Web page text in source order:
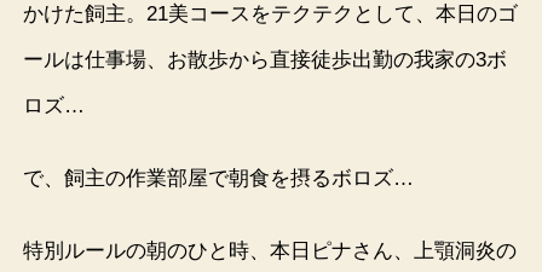
かけた飼主。21美コースをテクテクとして、本日のゴ
ールは仕事場、お散歩から直接徒歩出勤の我家の3ボ
ロズ…
で、飼主の作業部屋で朝食を摂るボロズ…
特別ルールの朝のひと時、本日ピナさん、上顎洞炎の